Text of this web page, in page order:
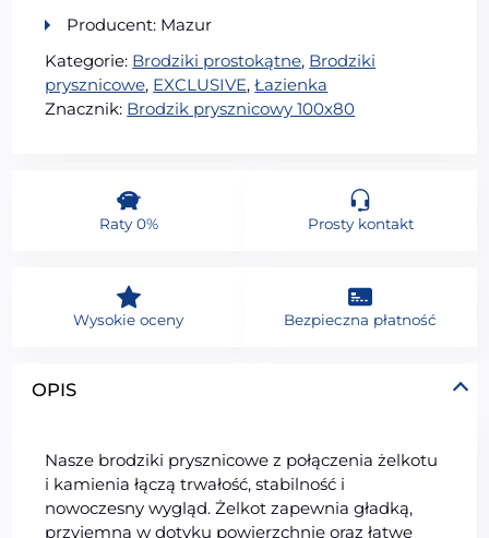
OPIS
Nasze brodziki prysznicowe z połączenia żelkotu
i kamienia łączą trwałość, stabilność i
nowoczesny wygląd. Żelkot zapewnia gładką,
przyjemną w dotyku powierzchnię oraz łatwe
Producent: Mazur
Kategorie: Brodziki prostokątne, Brodziki
prysznicowe, EXCLUSIVE,Łazienka
Znacznik: Brodzik prysznicowy 100x80
Raty 0% Prosty kontakt
Wysokie oceny Bezpieczna płatność